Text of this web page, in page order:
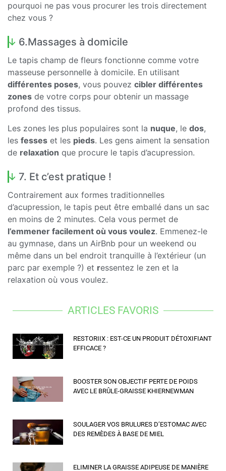
pourquoi ne pas vous procurer les trois directement
chez vous ?
6.Massages à domicile
Le tapis champ de fleurs fonctionne comme votre
masseuse personnelle à domicile. En utilisant
différentes poses, vous pouvez cibler différentes
zones de votre corps pour obtenir un massage
profond des tissus.
Les zones les plus populaires sont la nuque, le dos,
les fesses et les pieds. Les gens aiment la sensation
de relaxation que procure le tapis d’acupression.
7. Et c’est pratique !
Contrairement aux formes traditionnelles
d’acupression, le tapis peut être emballé dans un sac
en moins de 2 minutes. Cela vous permet de
l’emmener facilement où vous voulez. Emmenez-le
au gymnase, dans un AirBnb pour un weekend ou
même dans un bel endroit tranquille à l’extérieur (un
parc par exemple ?) et ressentez le zen et la
relaxation où vous voulez.
ARTICLES FAVORIS
RESTORIIX : EST-CE UN PRODUIT DÉTOXIFIANT
EFFICACE ?
BOOSTER SON OBJECTIF PERTE DE POIDS
AVEC LE BRÛLE-GRAISSE KHIERNEWMAN
SOULAGER VOS BRULURES D’ESTOMAC AVEC
DES REMÈDES À BASE DE MIEL
ELIMINER LA GRAISSE ADIPEUSE DE MANIÈRE